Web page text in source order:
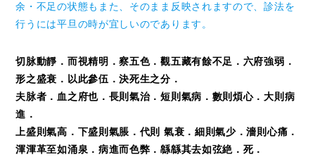
余・不足の状態もまた、そのまま反映されますので、診法を
行うには平旦の時が宜しいのであります。
切脉動靜．而視精明．察五色．觀五藏有餘不足．六府強弱．
形之盛衰．以此參伍．決死生之分．
夫脉者．血之府也．長則氣治．短則氣病．數則煩心．大則病
進．
上盛則氣高．下盛則氣脹．代則 氣衰．細則氣少．濇則心痛．
渾渾革至如涌泉．病進而色弊．緜緜其去如弦絶．死．